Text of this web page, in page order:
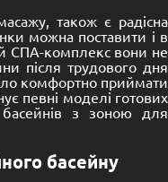
також є радісна
можна поставити і в
СПА-комплекс вони не
після трудового дня
комфортно приймати
певні моделі готових
з зоною для
басейну